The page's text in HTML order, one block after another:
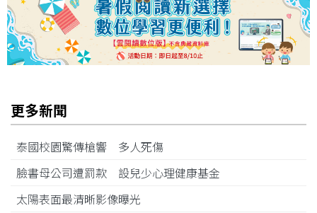
更多新聞
泰國校園驚傳槍響 多人死傷
臉書母公司遭罰款 設兒少心理健康基金
太陽表面最清晰影像曝光